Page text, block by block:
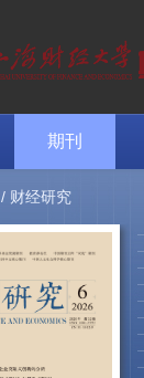
期刊
/ 财经研究